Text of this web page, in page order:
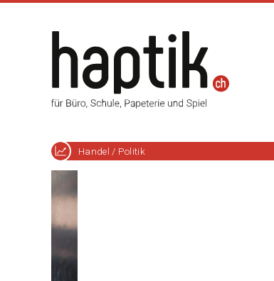
Handel / Politik